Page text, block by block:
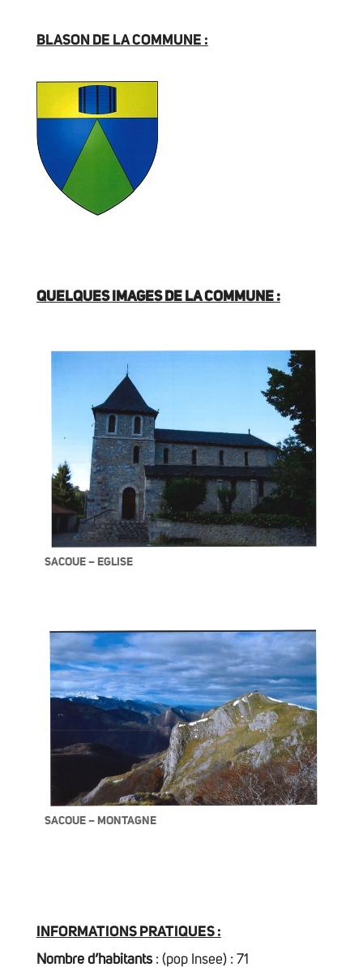
BLASON DE LA COMMUNE :
QUELQUES IMAGES DE LA COMMUNE :
SACOUE – EGLISE
SACOUE – MONTAGNE
INFORMATIONS PRATIQUES :
Nombre d’habitants : (pop Insee) : 71